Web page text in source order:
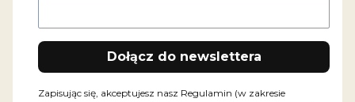
Dołącz do newslettera
Zapisując się, akceptujesz nasz Regulamin (w zakresie